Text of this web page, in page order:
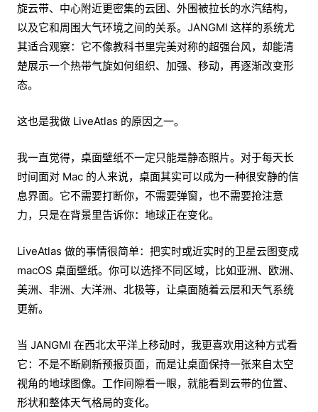
旋云带、中心附近更密集的云团、外围被拉长的水汽结构，
以及它和周围大气环境之间的关系。JANGMI 这样的系统尤
其适合观察：它不像教科书里完美对称的超强台风，却能清
楚展示一个热带气旋如何组织、加强、移动，再逐渐改变形
态。
这也是我做 LiveAtlas 的原因之一。
我一直觉得，桌面壁纸不一定只能是静态照片。对于每天长
时间面对 Mac 的人来说，桌面其实可以成为一种很安静的信
息界面。它不需要打断你，不需要弹窗，也不需要抢注意
力，只是在背景里告诉你：地球正在变化。
LiveAtlas 做的事情很简单：把实时或近实时的卫星云图变成
macOS 桌面壁纸。你可以选择不同区域，比如亚洲、欧洲、
美洲、非洲、大洋洲、北极等，让桌面随着云层和天气系统
更新。
当 JANGMI 在西北太平洋上移动时，我更喜欢用这种方式看
它：不是不断刷新预报页面，而是让桌面保持一张来自太空
视角的地球图像。工作间隙看一眼，就能看到云带的位置、
形状和整体天气格局的变化。